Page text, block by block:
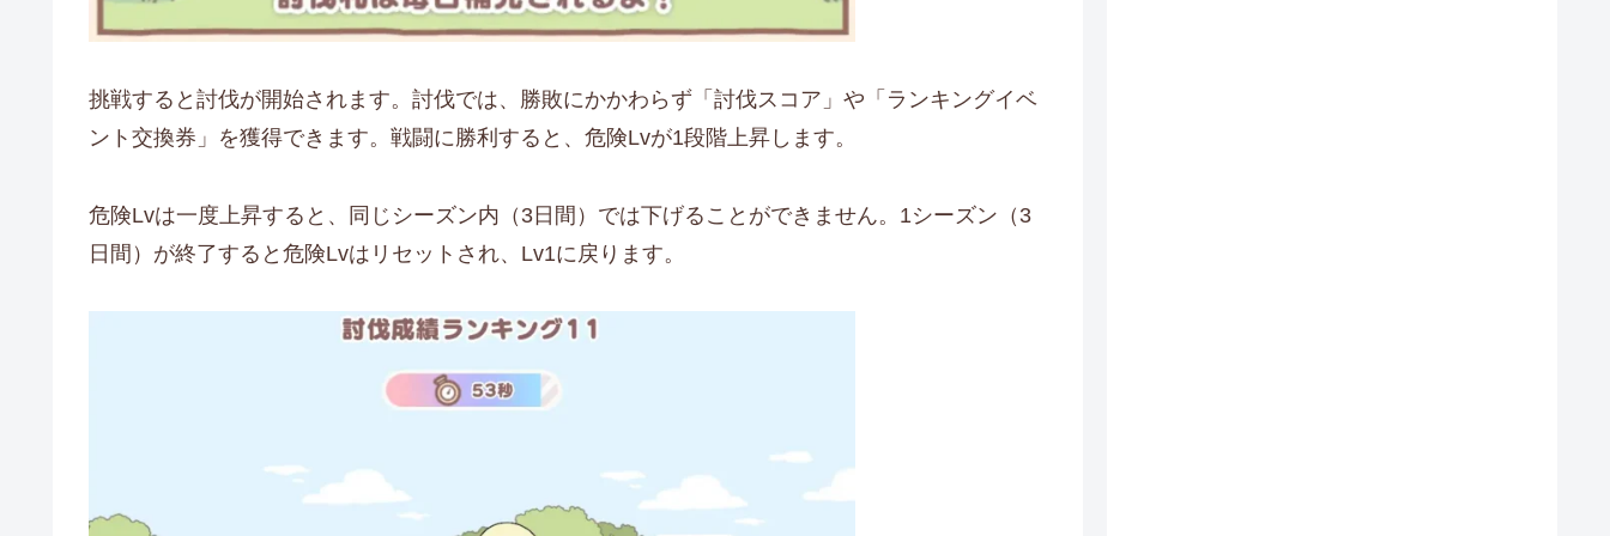
挑戦すると討伐が開始されます。討伐では、勝敗にかかわらず「討伐スコア」や「ランキングイベ
ント交換券」を獲得できます。戦闘に勝利すると、危険Lvが1段階上昇します。
危険Lvは一度上昇すると、同じシーズン内（3日間）では下げることができません。1シーズン（3
日間）が終了すると危険Lvはリセットされ、Lv1に戻ります。